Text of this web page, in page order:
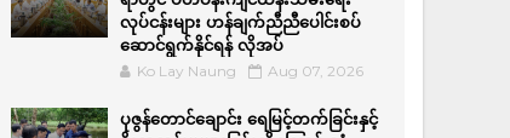
လုပ်ငန်းများ ဟန်ချက်ညီညီပေါင်းစပ်
ဆောင်ရွက်နိုင်ရန် လိုအပ်
Ko Lay Naung Aug 07, 2026
ပုဇွန်တောင်ချောင်း ရေမြင့်တက်ခြင်းနှင့်